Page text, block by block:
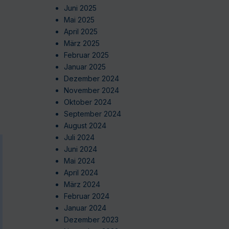
Juni 2025
Mai 2025
April 2025
März 2025
Februar 2025
Januar 2025
Dezember 2024
November 2024
Oktober 2024
September 2024
August 2024
Juli 2024
Juni 2024
Mai 2024
April 2024
März 2024
Februar 2024
Januar 2024
Dezember 2023